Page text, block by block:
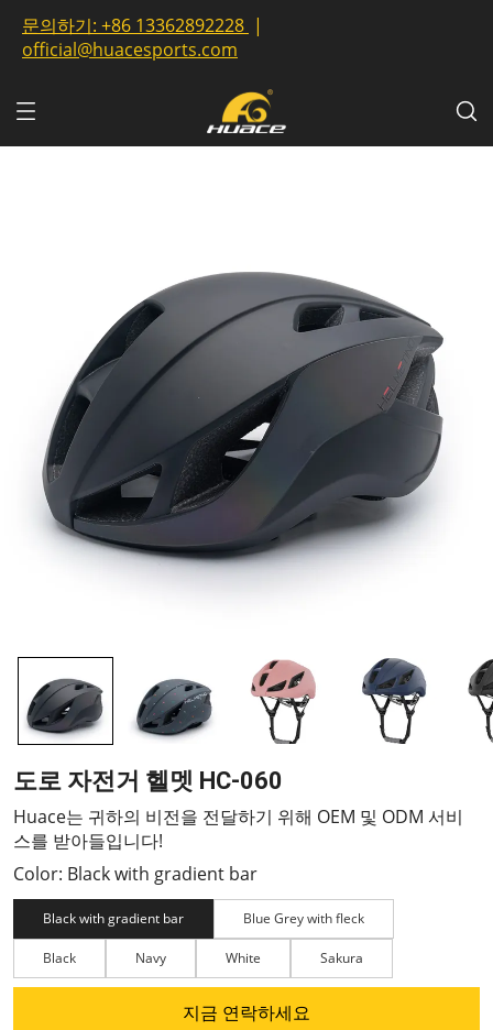
문의하기: +86 13362892228 |
official@huacesports.com
도로 자전거 헬멧 HC-060
Huace는 귀하의 비전을 전달하기 위해 OEM 및 ODM 서비
스를 받아들입니다!
Color: Black with gradient bar
Black with gradient bar Blue Grey with fleck
Black Navy White Sakura
지금 연락하세요